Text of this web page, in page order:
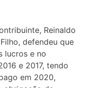
Reinaldo
defendeu que
lucros e no
e 2017, tendo
em 2020,